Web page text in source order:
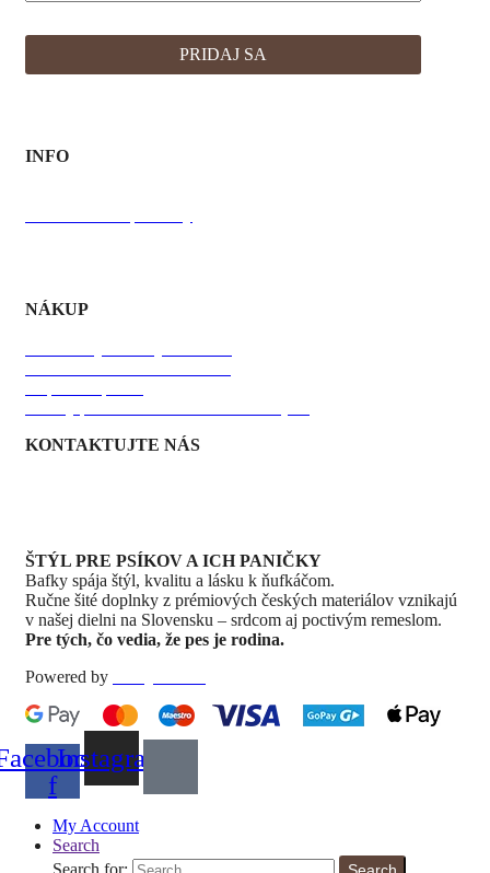
INFO
NÁKUP
KONTAKTUJTE NÁS
ŠTÝL PRE PSÍKOV A ICH PANIČKY
Bafky spája štýl, kvalitu a lásku k ňufkáčom.
Ručne šité doplnky z prémiových českých materiálov vznikajú
v našej dielni na Slovensku – srdcom aj poctivým remeslom.
Pre tých, čo vedia, že pes je rodina.
Powered by
f
Instagram
My Account
Search